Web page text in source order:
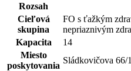
Rozsah
Cieľová
skupina
FO s ťažkým
nepriaznivým
Kapacita
14
Miesto
poskytovania
Sládkovičova 66/